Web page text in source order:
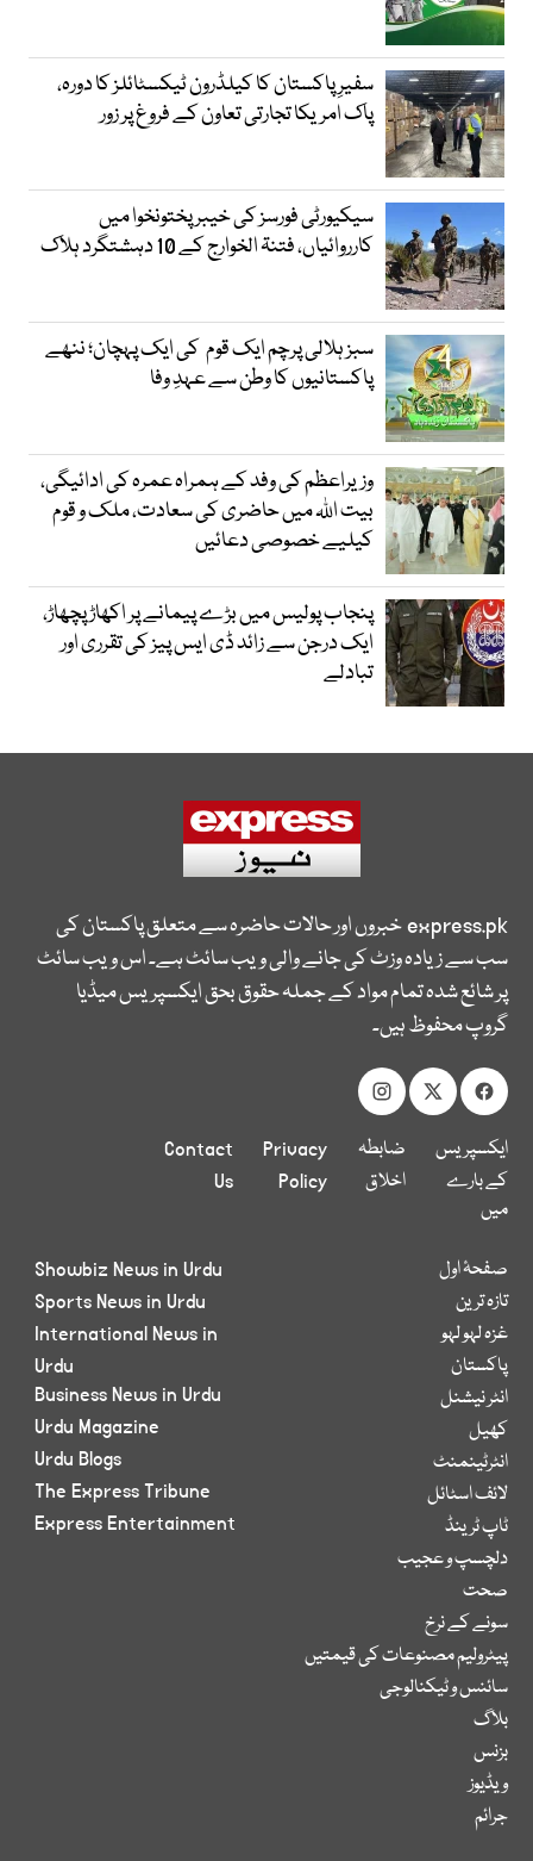
سفیرِ پاکستان کا کیلڈرون ٹیکسٹائلز کا دورہ،
پاک امریکا تجارتی تعاون کے فروغ پر زور
سیکیورٹی فورسز کی خیبر پختونخوا میں
کارروائیاں، فتنۃ الخوارج کے 10 دہشتگرد ہلاک
سبز ہلالی پرچم ایک قوم کی ایک پہچان؛ ننھے
پاکستانیوں کا وطن سے عہدِ وفا
وزیراعظم کی وفد کے ہمراہ عمرہ کی ادائیگی،
بیت اللہ میں حاضری کی سعادت، ملک و قوم
کیلیے خصوصی دعائیں
پنجاب پولیس میں بڑے پیمانے پر اکھاڑ پچھاڑ،
ایک درجن سے زائد ڈی ایس پیز کی تقرری اور
تبادلے
express.pkخبروں اور حالات حاضرہ سے متعلق پاکستان کی
سب سے زیادہ وزٹ کی جانے والی ویب سائٹ ہے۔ اس ویب سائٹ
پر شائع شدہ تمام مواد کے جملہ حقوق بحق ایکسپریس میڈیا
گروپ محفوظ ہیں۔
ایکسپریس
کے بارے
میں
ضابطہ
اخلاق
Privacy
Policy
Contact
Us
صفحۂ اول
تازہ ترین
غزہ لہو لہو
پاکستان
انٹر نیشنل
کھیل
انٹرٹینمنٹ
لائف اسٹائل
ٹاپ ٹرینڈ
دلچسپ و عجیب
صحت
سونے کے نرخ
پیٹرولیم مصنوعات کی قیمتیں
سائنس و ٹیکنالوجی
بلاگ
بزنس
ویڈیوز
جرائم
Showbiz News in Urdu
Sports News in Urdu
International News in
Urdu
Business News in Urdu
Urdu Magazine
Urdu Blogs
The Express Tribune
Express Entertainment